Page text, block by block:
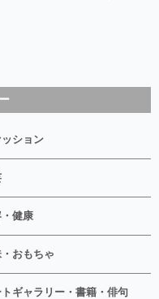
ッション
健康
おもちゃ
トギャラリー・書籍・俳句